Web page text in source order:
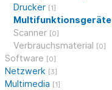
Drucker [1]
Multifunktionsgeräte
Scanner [0]
Verbrauchsmaterial [0]
Software [0]
Netzwerk [3]
Multimedia [1]